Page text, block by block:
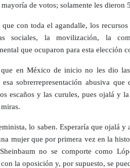
de votos; solamente les dieron
con toda el agandalle, los
sociales, la movilización, la
que ocuparon para esta elección
en México de inicio no les dio
sobrerrepresentación abusiva
escaños y las curules, pues ojalá y
lo saben. Esperaría que ojalá
mujer que por primera vez en la
no se comporte como
la oposición y, por supuesto, se